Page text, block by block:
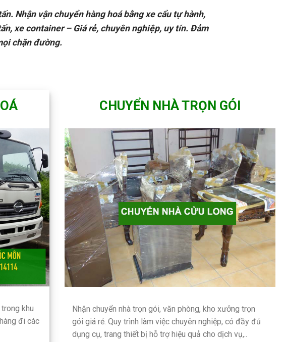
Nhận vận chuyển hàng hoá bằng xe cẩu tự hành,
xe container – Giá rẻ, chuyên nghiệp, uy tín. Đảm
chặn đường.
khu
đi các
CHUYỂN NHÀ TRỌN GÓI
Nhận chuyển nhà trọn gói, văn phòng, kho xưởng trọn
gói giá rẻ. Quy trình làm việc chuyên nghiệp, có đầy đủ
dụng cụ, trang thiết bị hỗ trợ hiệu quả cho dịch vụ,..